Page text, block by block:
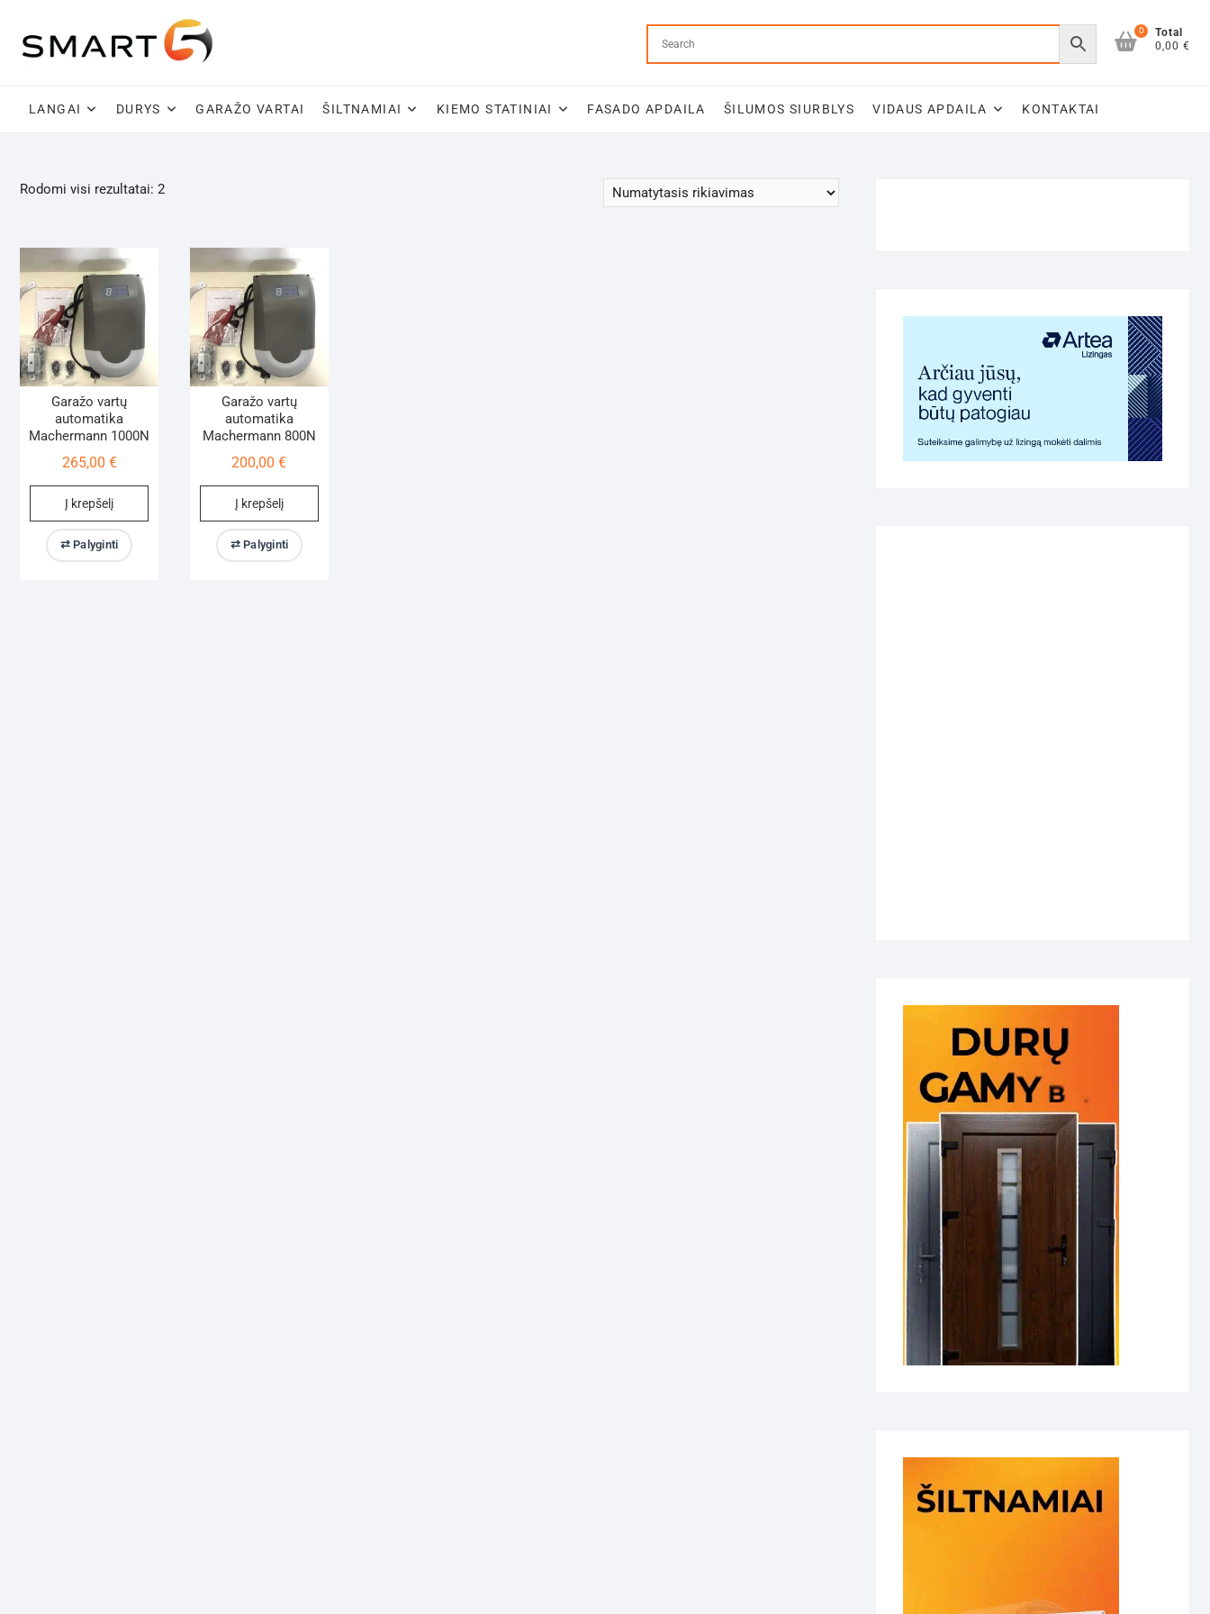
content
0
Total
0,00 €
LANGAI DURYS GARAŽO VARTAI ŠILTNAMIAI KIEMO STATINIAI FASADO APDAILA ŠILUMOS SIURBLYS VIDAUS APDAILA KONTAKTAI
Rodomi visi rezultatai: 2
Garažo vartų
automatika
Machermann 1000N
265,00 €
Į krepšelį
⇄ Palyginti
Garažo vartų
automatika
Machermann 800N
200,00€
Į krepšelį
⇄ Palyginti